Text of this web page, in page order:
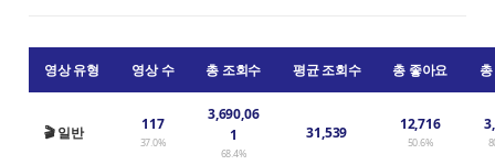
영상 유형 영상 수 총 조회수 평균 조회수 총 좋아요
🎬 일반 117
37.0%
3,690,06
1
68.4%
31,539 12,716
50.6%